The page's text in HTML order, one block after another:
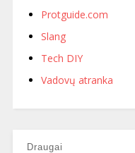
Protguide.com
Slang
Tech DIY
Vadovų atranka
Draugai